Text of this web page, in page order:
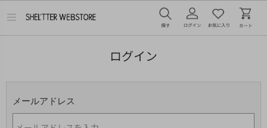
メ
ログイン
メールアドレス